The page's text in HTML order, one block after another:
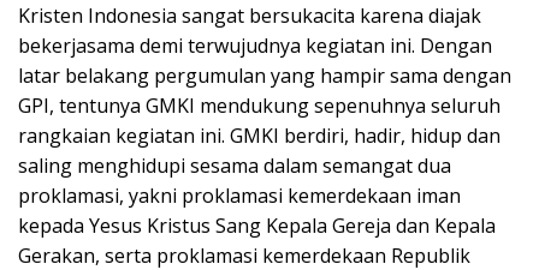
Kristen Indonesia sangat bersukacita karena diajak
bekerjasama demi terwujudnya kegiatan ini. Dengan
latar belakang pergumulan yang hampir sama dengan
GPI, tentunya GMKI mendukung sepenuhnya seluruh
rangkaian kegiatan ini. GMKI berdiri, hadir, hidup dan
saling menghidupi sesama dalam semangat dua
proklamasi, yakni proklamasi kemerdekaan iman
kepada Yesus Kristus Sang Kepala Gereja dan Kepala
Gerakan, serta proklamasi kemerdekaan Republik